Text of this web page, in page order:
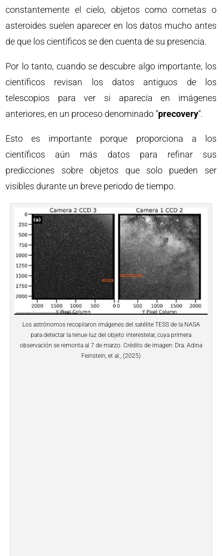
constantemente el cielo, objetos como cometas o
asteroides suelen aparecer en los datos mucho antes
de que los científicos se den cuenta de su presencia.
Por lo tanto, cuando se descubre algo importante, los
científicos revisan los datos antiguos de los
telescopios para ver si aparecía en imágenes
anteriores, en un proceso denominado “precovery“.
Esto es importante porque proporciona a los
científicos aún más datos para refinar sus
predicciones sobre objetos que solo pueden ser
visibles durante un breve periodo de tiempo.
Los astrónomos recopilaron imágenes del satélite TESS de la NASA
para detectar la tenue luz del objeto interestelar, cuya primera
observación se remonta al 7 de marzo. Crédito de imagen: Dra. Adina
Feinstein, et al., (2025)